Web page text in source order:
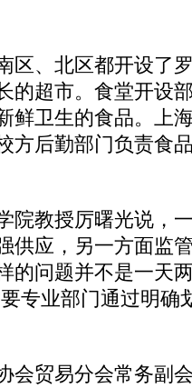
、北区都开设了
的超市。食堂开设
鲜卫生的食品。上
方后勤部门负责食
教授厉曙光说，
供应，另一方面监
的问题并不是一天
专业部门通过明确
贸易分会常务副